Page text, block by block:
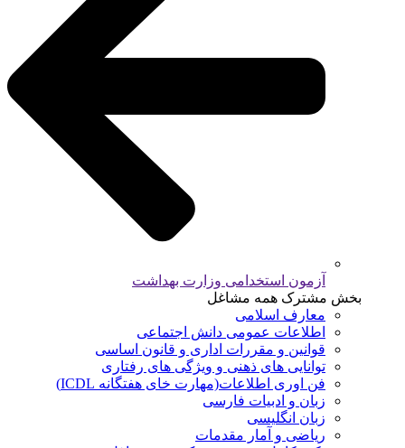
آزمون استخدامی وزارت بهداشت
بخش مشترک همه مشاغل
معارف اسلامی
اطلاعات عمومی دانش اجتماعی
قوانین و مقررات اداری و قانون اساسی
توانایی های ذهنی و ویژگی های رفتاری
فن اوری اطلاعات(مهارت خای هفتگانه ICDL)
زبان و ادبیات فارسی
زبان انگلیسی
ریاضی و آمار مقدمات